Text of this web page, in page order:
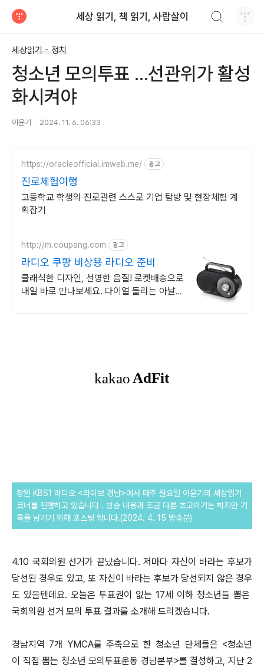
세상 읽기, 책 읽기, 사람살이
세상읽기 - 정치
청소년 모의투표 ...선관위가 활성
화시켜야
이윤기 2024. 11. 6. 06:33
https://oracleofficial.imweb.me/ 광고
진로체험여행
고등학교 학생의 진로관련 스스로 기업 탐방 및 현장체험 계
획잡기
http://m.coupang.com 광고
라디오 쿠팡 비상용 라디오 준비
클래식한 디자인, 선명한 음질! 로켓배송으로
내일 바로 만나보세요. 다이얼 돌리는 아날로
창원 KBS1 라디오 <라이브 경남>에서 매주 월요일 이윤기의 세상읽기
코너를 진행하고 있습니다 . 방송 내용과 조금 다른 초고이기는 하지만 기
록을 남기기 위해 포스팅 합니다.(2024. 4. 15 방송분)
4.10 국회의원 선거가 끝났습니다. 저마다 자신이 바라는 후보가
당선된 경우도 있고, 또 자신이 바라는 후보가 당선되지 않은 경우
도 있을텐데요. 오늘은 투표권이 없는 17세 이하 청소년들 뽑은
국회의원 선거 모의 투표 결과를 소개해 드리겠습니다.
경남지역 7개 YMCA를 주축으로 한 청소년 단체들은 <청소년
이 직접 뽑는 청소년 모의투표운동 경남본부>를 결성하고, 지난 2